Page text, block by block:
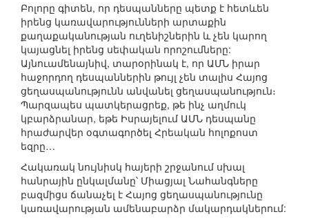
Բոլորը գիտեն, որ դեսպանները պետք է հետևեն
իրենց կառավարությունների արտաքին
քաղաքականության ուղենիշներին և չեն կարող
կայացնել իրենց սեփական որոշումները:
Այնուամենայնիվ, տարօրինակ է, որ ԱՄՆ իրար
հաջորդող դեսպաններին թույլ չեն տալիս Հայոց
ցեղասպանությունն անվանել ցեղասպանություն։
Պարզապես պատկերացրեք, թե ինչ աղմուկ
կբարձրանար, եթե Իսրայելում ԱՄՆ դեսպանը
հրաժարվեր օգտագործել Հրեական հոլոքոստ
եզրը…
Հակառակ նույնիսկ հայերի շրջանում սխալ
հանրային ընկալմանը՝ Միացյալ Նահանգները
բազմիցս ճանաչել է Հայոց ցեղասպանությունը
կառավարության ամենաբարձր մակարդակներում: